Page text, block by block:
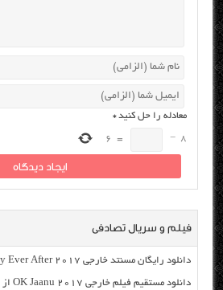
معادله را حل کنید*
8
−
=
6
فیلم و سریال تصادفی
دانلود رایگان مسنتد خارجی Britney Ever After 2017 با لینک مستقیم
دانلود مستقیم فیلم خارجی OK Jaanu 2017 از سرور سایت